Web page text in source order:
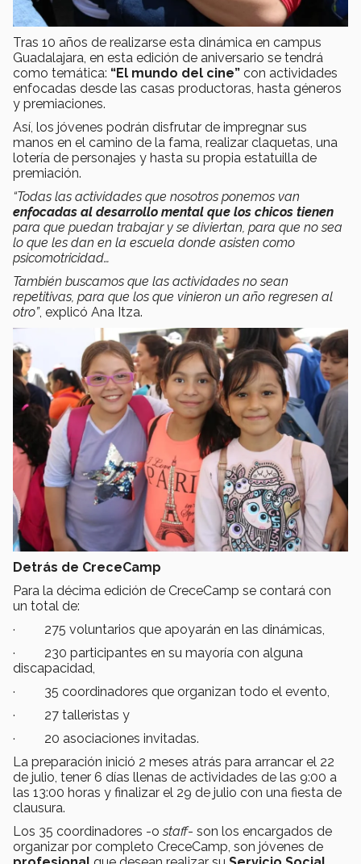
Tras 10 años de realizarse esta dinámica en campus
Guadalajara, en esta edición de aniversario se tendrá
como temática: “El mundo del cine” con actividades
enfocadas desde las casas productoras, hasta géneros
y premiaciones.
Así, los jóvenes podrán disfrutar de impregnar sus
manos en el camino de la fama, realizar claquetas, una
lotería de personajes y hasta su propia estatuilla de
premiación.
“Todas las actividades que nosotros ponemos van
enfocadas al desarrollo mental que los chicos tienen
para que puedan trabajar y se diviertan, para que no sea
lo que les dan en la escuela donde asisten como
psicomotricidad…
También buscamos que las actividades no sean
repetitivas, para que los que vinieron un año regresen al
otro”, explicó Ana Itza.
Detrás de CreceCamp
Para la décima edición de CreceCamp se contará con
un total de:
· 275 voluntarios que apoyarán en las dinámicas,
· 230 participantes en su mayoría con alguna
discapacidad,
· 35 coordinadores que organizan todo el evento,
· 27 talleristas y
· 20 asociaciones invitadas.
La preparación inició 2 meses atrás para arrancar el 22
de julio, tener 6 días llenas de actividades de las 9:00 a
las 13:00 horas y finalizar el 29 de julio con una fiesta de
clausura.
Los 35 coordinadores -ostaff- son los encargados de
organizar por completo CreceCamp, son jóvenes de